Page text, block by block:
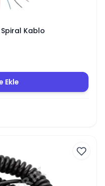
Spiral Kablo
Ekle